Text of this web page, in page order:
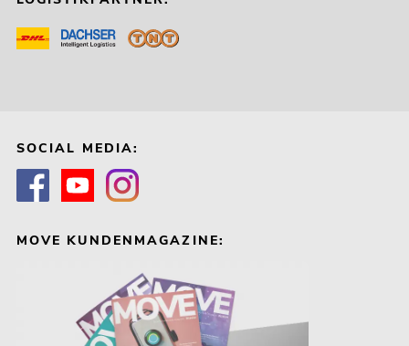
SOCIAL MEDIA:
MOVE KUNDENMAGAZINE: